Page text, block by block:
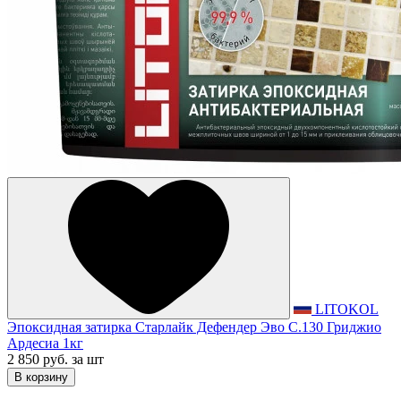
LITOKOL
Эпоксидная затирка Старлайк Дефендер Эво С.130 Гриджио
Ардесиа 1кг
2 850 руб. за шт
В корзину